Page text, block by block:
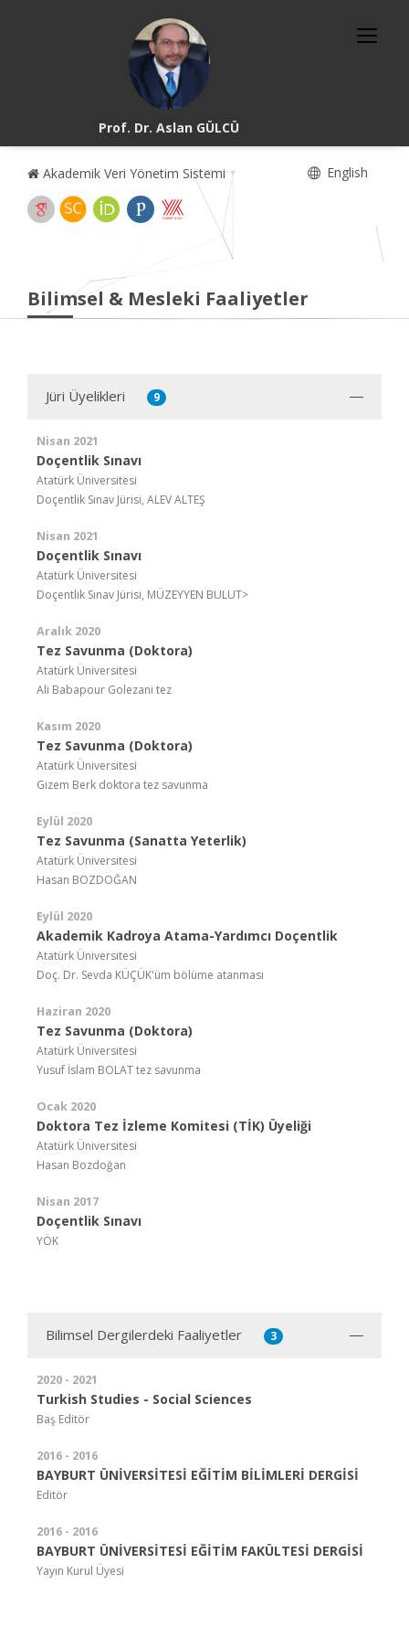
Prof. Dr. Aslan GÜLCÜ
Akademik Veri Yönetim Sistemi English
Bilimsel & Mesleki Faaliyetler
Jüri Üyelikleri 9
Nisan 2021
Doçentlik Sınavı
Atatürk Üniversitesi
Doçentlik Sınav Jürisi, ALEV ALTEŞ
Nisan 2021
Doçentlik Sınavı
Atatürk Üniversitesi
Doçentlik Sınav Jürisi, MÜZEYYEN BULUT>
Aralık 2020
Tez Savunma (Doktora)
Atatürk Üniversitesi
Ali Babapour Golezani tez
Kasım 2020
Tez Savunma (Doktora)
Atatürk Üniversitesi
Gizem Berk doktora tez savunma
Eylül 2020
Tez Savunma (Sanatta Yeterlik)
Atatürk Üniversitesi
Hasan BOZDOĞAN
Eylül 2020
Akademik Kadroya Atama-Yardımcı Doçentlik
Atatürk Üniversitesi
Doç. Dr. Sevda KÜÇÜK'üm bölüme atanması
Haziran 2020
Tez Savunma (Doktora)
Atatürk Üniversitesi
Yusuf İslam BOLAT tez savunma
Ocak 2020
Doktora Tez İzleme Komitesi (TİK) Üyeliği
Atatürk Üniversitesi
Hasan Bozdoğan
Nisan 2017
Doçentlik Sınavı
YÖK
Bilimsel Dergilerdeki Faaliyetler 3
2020 - 2021
Turkish Studies - Social Sciences
Baş Editör
2016 - 2016
BAYBURT ÜNİVERSİTESİ EĞİTİM BİLİMLERİ DERGİSİ
Editör
2016 - 2016
BAYBURT ÜNİVERSİTESİ EĞİTİM FAKÜLTESİ DERGİSİ
Yayın Kurul Üyesi